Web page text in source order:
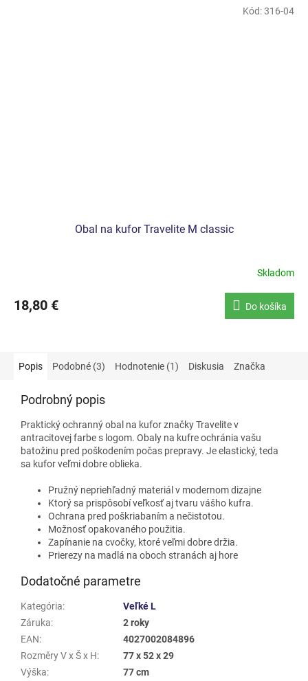
Obal na kufor Travelite M classic
produktu
je
hviezdičiek.
Skladom
18,80 € Do košíka
Kód:316-04
Popis Podobné (3) Hodnotenie (1) Diskusia Značka
Podrobný popis
Praktický ochranný obal na kufor značky Travelite v
antracitovej farbe s logom. Obaly na kufre ochránia vašu
batožinu pred poškodením počas prepravy. Je elastický, teda
sa kufor veľmi dobre oblieka.
Pružný nepriehľadný materiál v modernom dizajne
Ktorý sa prispôsobí veľkosť aj tvaru vášho kufra.
Ochrana pred poškriabaním a nečistotou.
Možnosť opakovaného použitia.
Zapínanie na cvočky, ktoré veľmi dobre držia.
Prierezy na madlá na oboch stranách aj hore
Dodatočné parametre
Kategória:
Veľké L
Záruka:
2 roky
EAN:
4027002084896
Rozměry V x Š x H:
77 x 52 x 29
Výška:
77 cm